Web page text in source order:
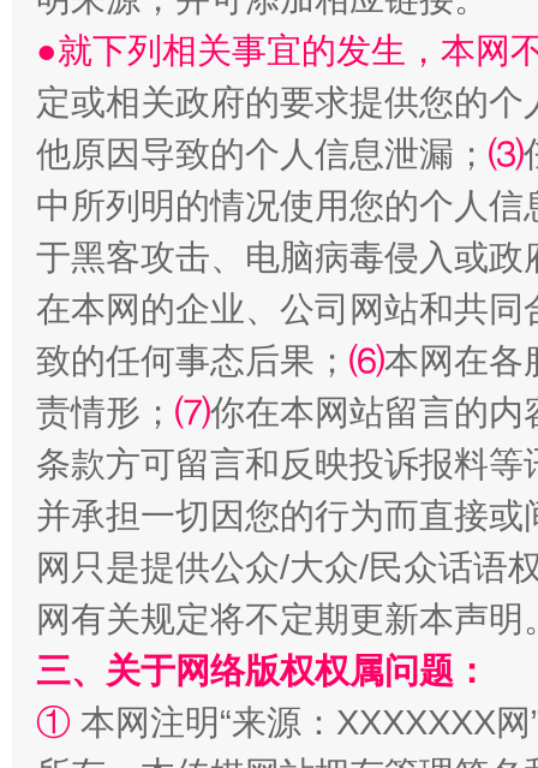
全民健身五年计划来了！等你上场
阿坝州三大球赛在茂县开幕 规模
●就下列相关事宜的发生，本网
定或相关政府的要求提供您的个
他原因导致的个人信息泄漏； ⑶
中所列明的情况使用您的个人
于黑客攻击、电脑病毒侵入或
在本网的企业、公司网站和共
致的任何事态后果； ⑹本网在各
责情形； ⑺你在本网站留言的内
条款方可留言和反映投诉报料
并承担一切因您的行为而直接
网只是提供公众/大众/民众话语
网有关规定将不定期更新本声明
三、关于网络版权权属问题：
① 本网注明“来源：XXXXXXX